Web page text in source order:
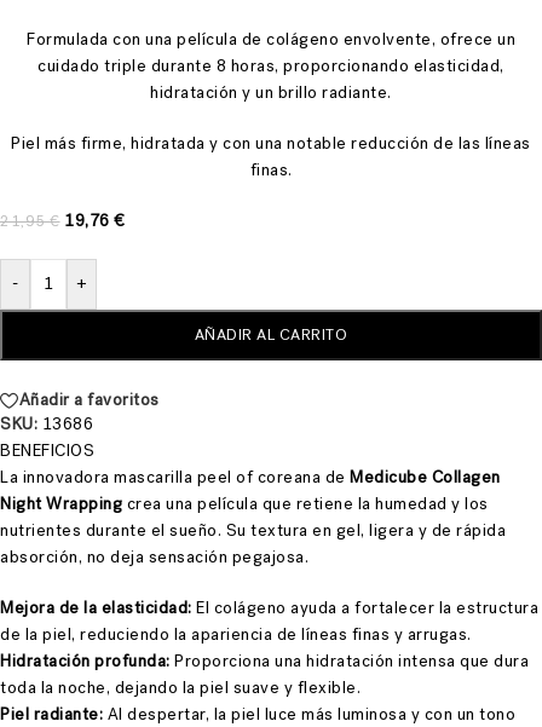
Formulada con una película de colágeno envolvente, ofrece un
cuidado triple durante 8 horas, proporcionando elasticidad,
hidratación y un brillo radiante.
Piel más firme, hidratada y con una notable reducción de las líneas
finas.
21,95€ 19,76 €
- +
AÑADIR AL CARRITO
Añadir a favoritos
SKU: 13686
BENEFICIOS
La innovadora mascarilla peel of coreana de Medicube Collagen
Night Wrapping crea una película que retiene la humedad y los
nutrientes durante el sueño. Su textura en gel, ligera y de rápida
absorción, no deja sensación pegajosa.
Mejora de la elasticidad: El colágeno ayuda a fortalecer la estructura
de la piel, reduciendo la apariencia de líneas finas y arrugas.
Hidratación profunda: Proporciona una hidratación intensa que dura
toda la noche, dejando la piel suave y flexible.
Piel radiante: Al despertar, la piel luce más luminosa y con un tono